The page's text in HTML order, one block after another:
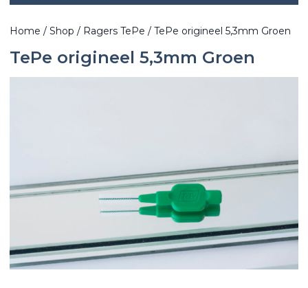
Home / Shop / Ragers TePe / TePe origineel 5,3mm Groen
TePe origineel 5,3mm Groen